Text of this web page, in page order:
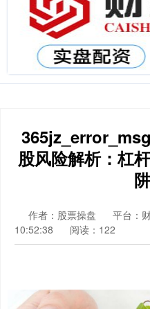
股风险解析：杠
作者：股票操盘 平台：
10:52:38
阅读：122